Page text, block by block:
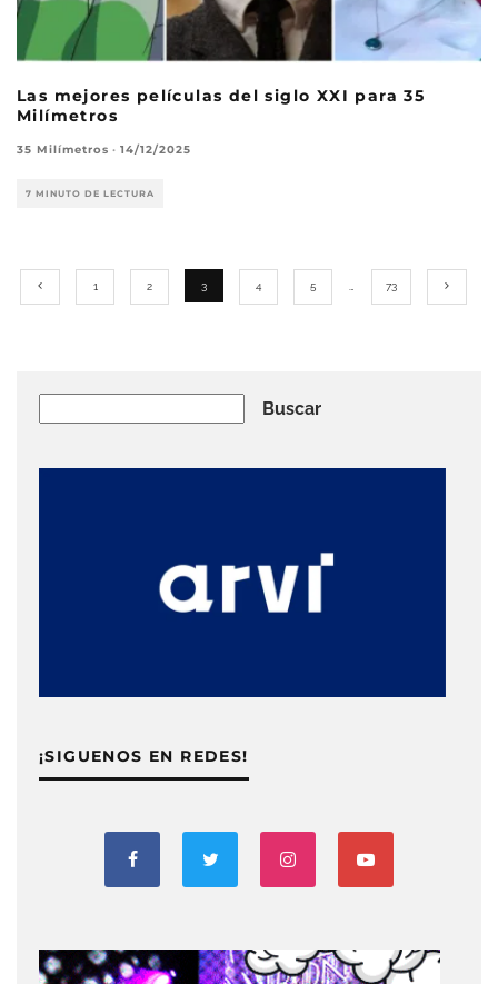
Las mejores películas del siglo XXI para 35
Milímetros
35 Milímetros · 14/12/2025
7 MINUTO DE LECTURA
1 2 3 4 5 73
Buscar
¡SIGUENOS EN REDES!